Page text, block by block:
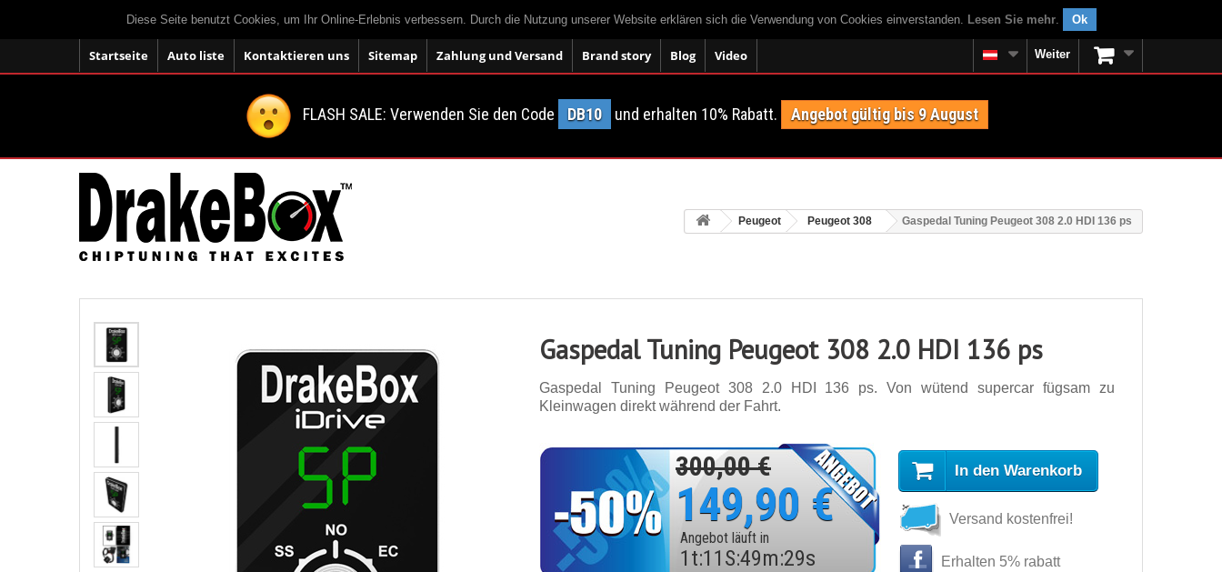
Diese Seite benutzt Cookies, um Ihr Online-Erlebnis verbessern. Durch die Nutzung unserer Website erklären sich die Verwendung von Cookies einverstanden. Lesen Sie mehr. Ok
Startseite Auto liste Kontaktieren uns Sitemap Zahlung und Versand Brand story Blog Video Weiter
FLASH SALE: Verwenden Sie den Code DB10 und erhalten 10% Rabatt. Angebot gültig bis 9 August
Peugeot Peugeot 308 Gaspedal Tuning Peugeot 308 2.0 HDI 136 ps
Gaspedal Tuning Peugeot 308 2.0 HDI 136 ps
Gaspedal Tuning Peugeot 308 2.0 HDI 136 ps. Von wütend supercar fügsam zu
Kleinwagen direkt während der Fahrt.
300,00 €
149,90 €
Angebot läuft in
1 t:11 S:49m:27s
In den Warenkorb
Versand kostenfrei!
Erhalten 5% rabatt